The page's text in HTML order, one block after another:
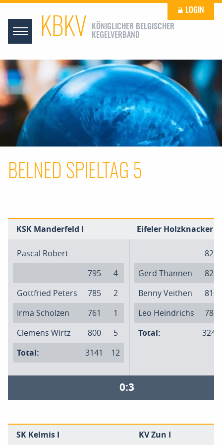
KBKV
KÖNIGLICHER BELGISCHER
KEGELVERBAND
LOGIN
BELNED SPIELTAG 5
KSK Manderfeld I Eifeler Holzknacker I
Pascal Robert
795
4
Gottfried Peters
785
2
Irma Scholzen
761
1
Clemens Wirtz
800
5
Total:
3141 12
825
Gerd Thannen
821
Benny Veithen
810
Leo Heindrichs
787
Total:
3243
0:3
SK Kelmis I KV Zun I